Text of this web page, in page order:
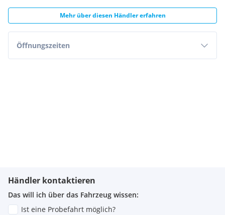
Mehr über diesen Händler erfahren
Öffnungszeiten
Händler kontaktieren
Das will ich über das Fahrzeug wissen:
Ist eine Probefahrt möglich?